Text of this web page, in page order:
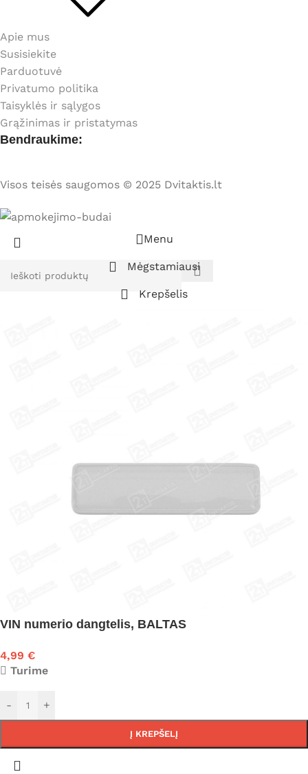
Apie mus
Susisiekite
Parduotuvė
Privatumo politika
Taisyklės ir sąlygos
Grąžinimas ir pristatymas
Bendraukime:
Visos teisės saugomos © 2025 Dvitaktis.lt
Menu
Mėgstamiausi
Krepšelis
VIN numerio dangtelis, BALTAS
4,99 €
Turime
- +
Į KREPŠELĮ